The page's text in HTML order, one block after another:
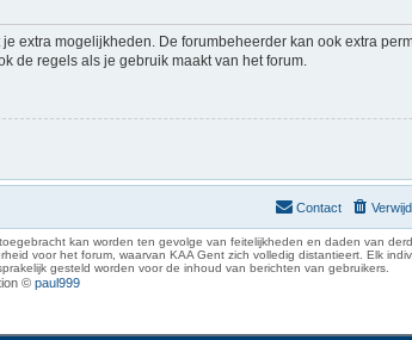
extra mogelijkheden. De forumbeheerder kan ook extra
de regels als je gebruik maakt van het forum.
Contact
kan worden ten gevolge van feitelijkheden en daden van
voor het forum, waarvan KAA Gent zich volledig distantieert. Elk
gesteld worden voor de inhoud van berichten van gebruikers.
© paul999